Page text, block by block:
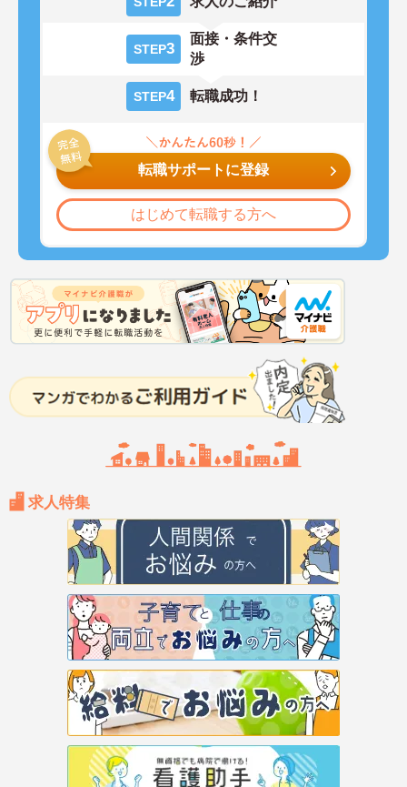
STEP3
面接・条件交
渉
STEP4 転職成功！
転職サポートに登録
はじめて転職する方へ
求人特集